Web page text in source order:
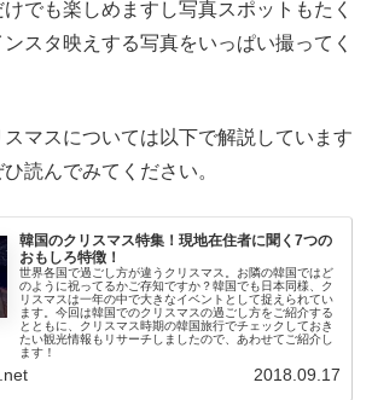
でも楽しめますし写真スポットもたく
スタ映えする写真をいっぱい撮ってく
マスについては以下で解説しています
読んでみてください。
韓国のクリスマス特集！現地在住者に聞く7つの
おもしろ特徴！
世界各国で過ごし方が違うクリスマス。お隣の韓国ではど
のように祝ってるかご存知ですか？韓国でも日本同様、ク
リスマスは一年の中で大きなイベントとして捉えられてい
ます。今回は韓国でのクリスマスの過ごし方をご紹介する
とともに、クリスマス時期の韓国旅行でチェックしておき
たい観光情報もリサーチしましたので、あわせてご紹介し
ます！
2018.09.17